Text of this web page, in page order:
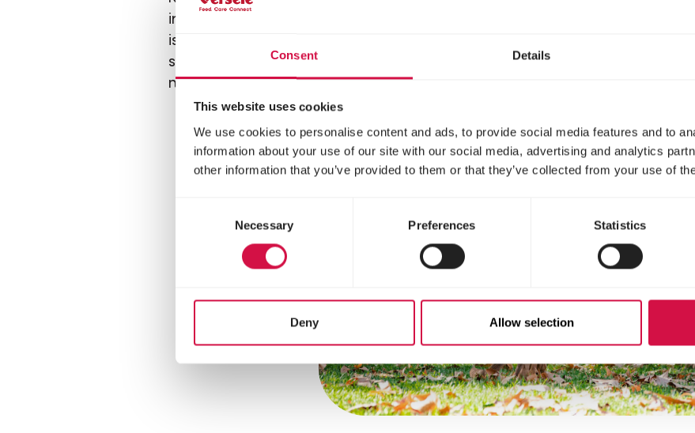
Consent Details
This website uses cookies
We use cookies to personalise content and ads, to provide social media features and to
information about your use of our site with our social media, advertising and analytics
other information that you’ve provided to them or that they’ve collected from your use of
Necessary Preferences Statistics
Deny Allow selection
irgendwann damit begonnen und dafür Ihre Aufmerksamkeit bekommen
ist für einen Hund auch Aufmerksamkeit), sodass er das Verhalten
selbst mit dem Fressen von Kot. Er merkt sich natürlich, dass er Kot
nächste Mal bestimmt nicht daran vorbeigehen.